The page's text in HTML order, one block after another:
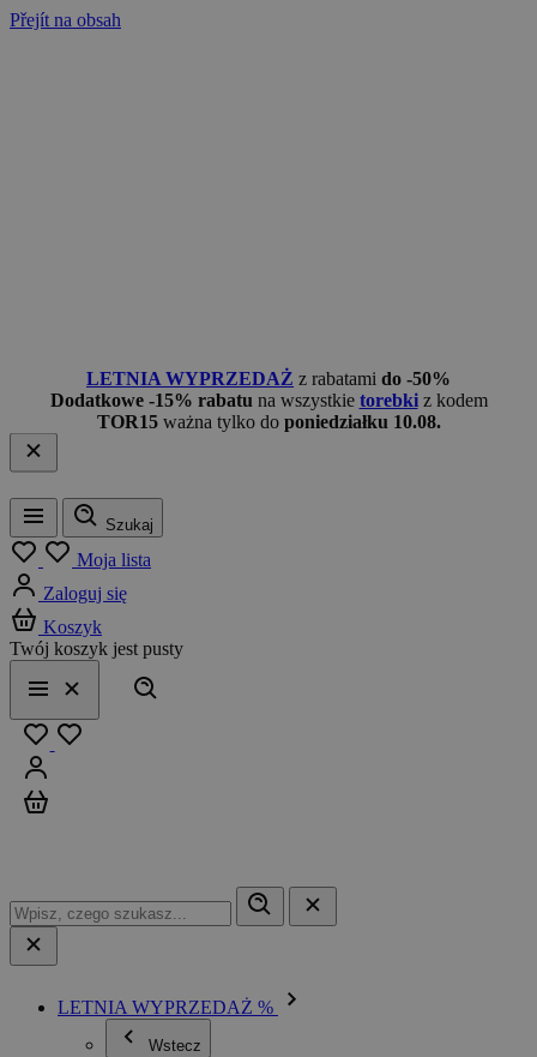
Přejít na obsah
LETNIA WYPRZEDAŻ z rabatami do -50%
Dodatkowe -15% rabatu na wszystkie torebkiz kodem
TOR15 ważna tylko do poniedziałku 10.08.
Menu
Szukaj
Moja lista
Zaloguj się
Koszyk
Twój koszyk jest pusty
Menu
Zamknij
LETNIA WYPRZEDAŻ %
Wstecz